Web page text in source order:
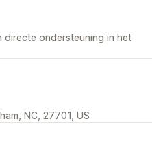
directe ondersteuning in het
NC, 27701, US